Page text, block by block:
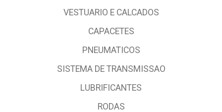
VESTUARIO E CALCADOS
CAPACETES
PNEUMATICOS
SISTEMA DE TRANSMISSAO
LUBRIFICANTES
RODAS